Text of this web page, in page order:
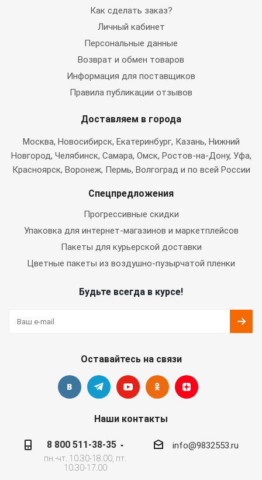
Как сделать заказ?
Личный кабинет
Персональные данные
Возврат и обмен товаров
Информация для поставщиков
Правила публикации отзывов
Доставляем в города
Москва, Новосибирск, Екатеринбург, Казань, Нижний
Новгород, Челябинск, Самара, Омск, Ростов-на-Дону, Уфа,
Красноярск, Воронеж, Пермь, Волгоград и по всей России
Спецпредложения
Прогрессивные скидки
Упаковка для интернет-магазинов и маркетплейсов
Пакеты для курьерской доставки
Цветные пакеты из воздушно-пузырчатой пленки
Будьте всегда в курсе!
Оставайтесь на связи
Наши контакты
8 800 511-38-35
пн.-чт. 10.30-18.00, пт.
10.30-17.00
info@9832553.ru